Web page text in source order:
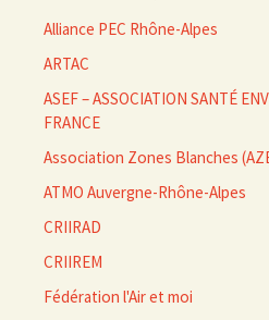
Alliance PEC Rhône-Alpes
ARTAC
ASEF – ASSOCIATION SANTÉ
FRANCE
Association Zones Blanches
ATMO Auvergne-Rhône-Alpes
CRIIRAD
CRIIREM
Fédération l'Air et moi